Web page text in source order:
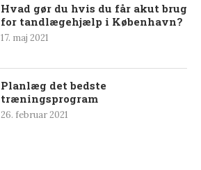
Hvad gør du hvis du får akut brug
for tandlægehjælp i København?
17. maj 2021
Planlæg det bedste
træningsprogram
26. februar 2021